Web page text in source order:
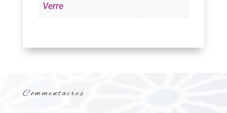
Verre
Commentaires